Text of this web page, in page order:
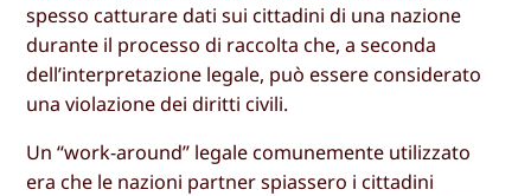
spesso catturare dati sui cittadini di una nazione
durante il processo di raccolta che, a seconda
dell’interpretazione legale, può essere considerato
una violazione dei diritti civili.
Un “work-around” legale comunemente utilizzato
era che le nazioni partner spiassero i cittadini